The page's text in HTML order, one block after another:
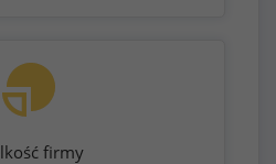
firmy